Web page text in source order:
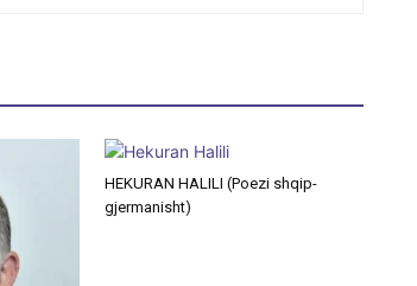
HEKURAN HALILI (Poezi shqip-
gjermanisht)